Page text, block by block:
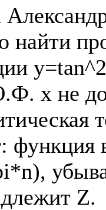
найти
x не
функция
Z.